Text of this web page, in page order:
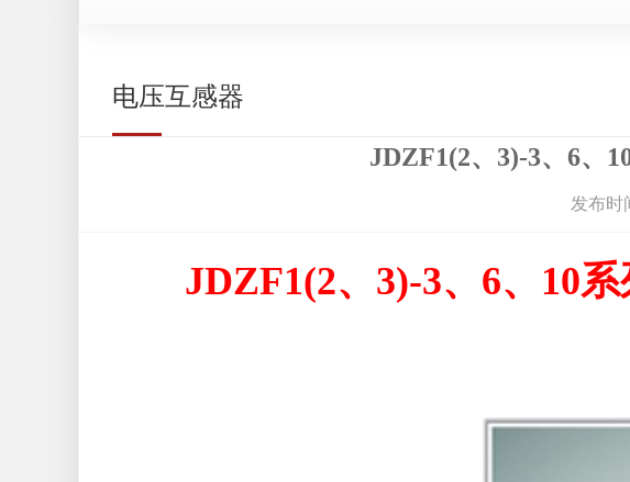
电压互感器
JDZF1(2、3)-3、6、
发布时
JDZF1(2、3)-3、6、10